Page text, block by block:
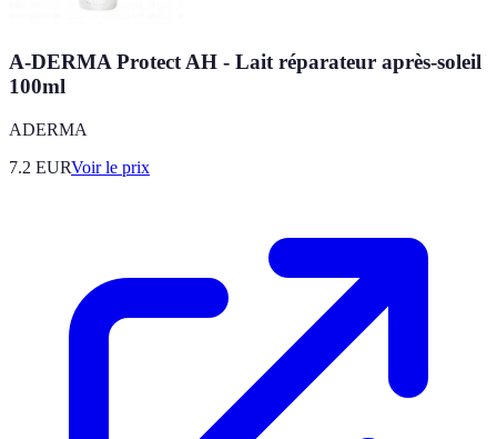
A-DERMA Protect AH - Lait réparateur après-soleil
100ml
ADERMA
7.2 EURVoir le prix